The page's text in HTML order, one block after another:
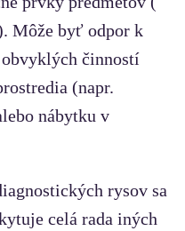
Môže byť odpor k
obvyklých činností
(napr.
nábytku v
rysov sa
celá rada iných